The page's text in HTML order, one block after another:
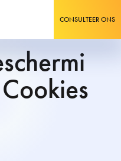
CONSULTEER ONS